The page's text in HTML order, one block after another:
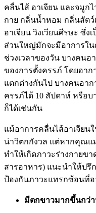
คลื่นไส้ อาเจียน และจมูก
กาย กลิ่นน้ำหอม กลิ่นสัตว์
อาเจียน วิงเวียนศีรษะ ซึ่
ส่วนใหญ่มักจะมีอาการใน
ช่วงเวลาของวัน บางคน
ของการตั้งครรภ์ โดยอา
แตกต่างกันไป บางคนอา
ครรภ์ได้ 10 สัปดาห์ หรือ
ก็ได้เช่นกัน
แม้อาการคลื่นไส้อาเจียน
น่าวิตกกังวล แต่หากคุณแ
ทำให้เกิดภาวะร่างกายข
สารอาหาร) แนะนำให้ปรึ
ป้องกันภาวะแทรกซ้อนที่อ
มีตกขาวมากขึ้นกว่